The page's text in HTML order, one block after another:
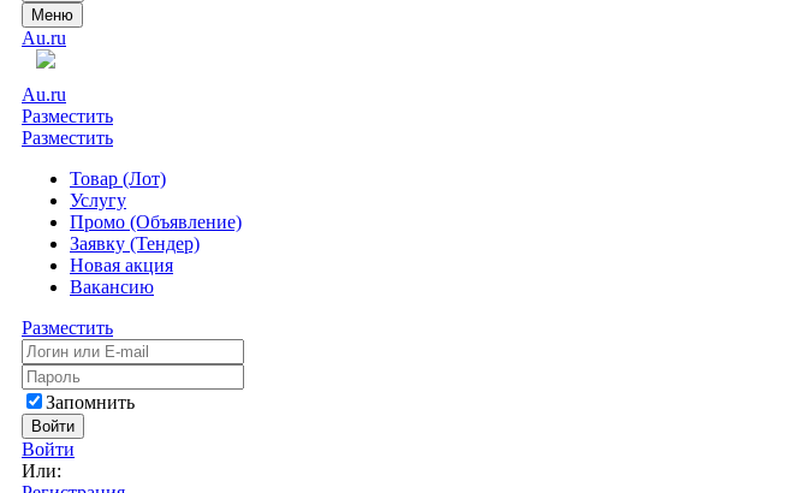
Меню
Au.ru
Au.ru
Разместить
Разместить
Товар (Лот)
Услугу
Промо (Объявление)
Заявку (Тендер)
Новая акция
Вакансию
Разместить
Запомнить
Войти
Войти
Или: